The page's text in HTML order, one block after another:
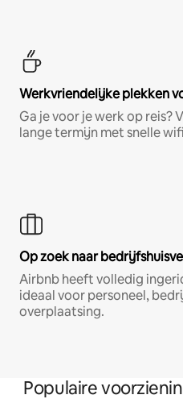
Werkvriendelijke plekken
Ga je voor je werk op reis?
lange termijn met snelle
Op zoek naar
Airbnb heeft volledig
ideaal voor personeel,
overplaatsing.
Populaire